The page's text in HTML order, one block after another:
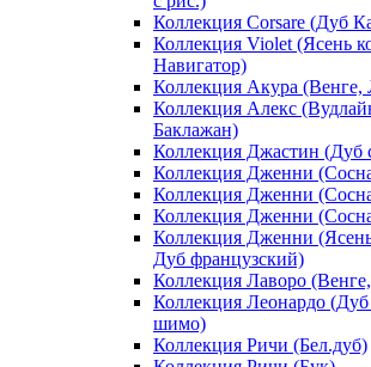
Коллекция Corsare (Дуб
Коллекция Violet (Ясень
Навигатор)
Коллекция Акура (Венге,
Коллекция Алекс
Баклажан)
Коллекция Джастин (Дуб
Коллекция Дженни
Коллекция Дженни
Коллекция Дженни
Коллекция Дженни
Дуб французский)
Коллекция Лаворо
Коллекция Леонардо
шимо)
Коллекция Ричи (Бел.дуб)